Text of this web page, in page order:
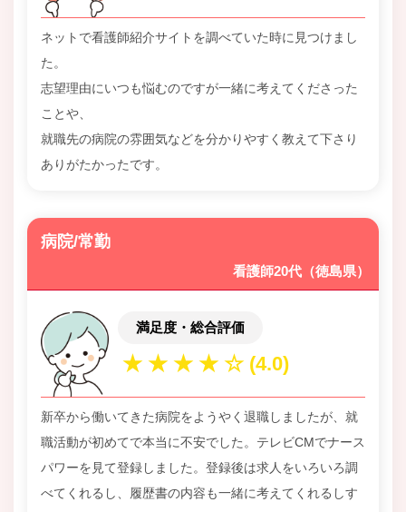
ネットで看護師紹介サイトを調べていた時に見つけまし
た。
志望理由にいつも悩むのですが一緒に考えてくださった
ことや、
就職先の病院の雰囲気などを分かりやすく教えて下さり
ありがたかったです。
病院/常勤
看護師20代（徳島県）
満足度・総合評価
新卒から働いてきた病院をようやく退職しましたが、就
職活動が初めてで本当に不安でした。テレビCMでナース
パワーを見て登録しました。登録後は求人をいろいろ調
べてくれるし、履歴書の内容も一緒に考えてくれるしす